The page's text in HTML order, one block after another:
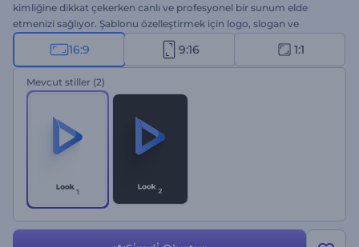
kimliğine dikkat çekerken canlı ve profesyonel bir sunum elde
etmenizi sağlıyor. Şablonu özelleştirmek için logo, slogan ve
arkaplan müziğini ekleyin; izleyicilerde olumlu bir ilk izlenim bırakın.
Kurumsal introlar, şirket konferansı girişleri, hizmetlerin tanıtılması
gibi birçok proje için mükemmel bir seçenek. Hemen oluşturun ve
logonuzu şık bir şekilde sergileyin!
16:9 9:16 1:1
Mevcut stiller (2)